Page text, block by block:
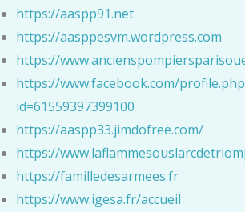
https://aaspp91.net
https://aasppesvm.wordpress.com
https://
https://www.facebook.com/
id=61559397399100
https://aaspp33.jimdofree.com/
https://
https://familledesarmees.fr
https://www.igesa.fr/accueil